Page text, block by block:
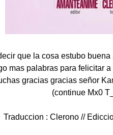
que la cosa estubo
mas palabras para felicitar
gracias gracias señor
(continue Mx0
Traduccion : Clerono //